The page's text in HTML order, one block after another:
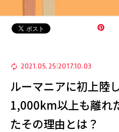
2021.05.25 2017.10.03
ルーマニアに初上陸
1,000km以上も離れ
たその理由とは？